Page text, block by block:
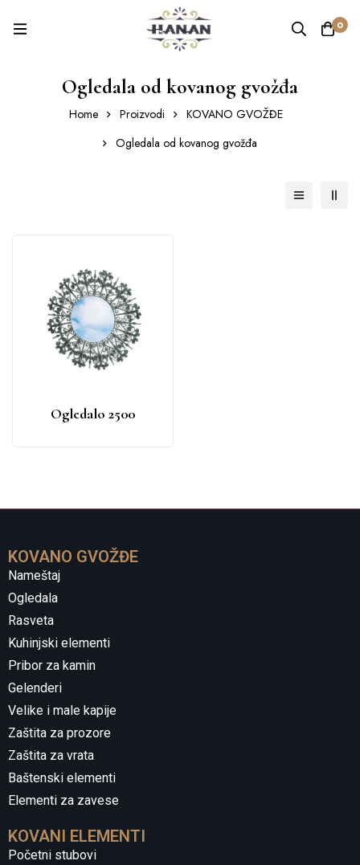
0
Ogledala od kovanog gvožđa
Home Proizvodi
KOVANO GVOŽĐE
Ogledala od kovanog gvožđa
Ogledalo 2500
KOVANO GVOŽĐE
Nameštaj
Ogledala
Rasveta
Kuhinjski elementi
Pribor za kamin
Gelenderi
Velike i male kapije
Zaštita za prozore
Zaštita za vrata
Baštenski elementi
Elementi za zavese
KOVANI ELEMENTI
Početni stubovi